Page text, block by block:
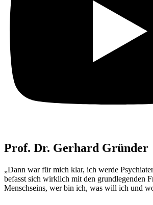
Prof. Dr. Gerhard Gründer
„Dann war für mich klar, ich werde
befasst sich wirklich mit den grundlegenden
Menschseins, wer bin ich, was will ich und